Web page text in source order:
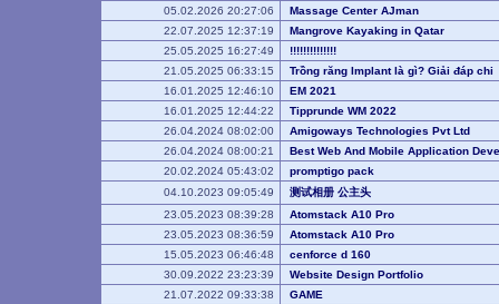
05.02.2026 20:27:06
Massage Center AJman
22.07.2025 12:37:19
Mangrove Kayaking in Qatar
25.05.2025 16:27:49
!!!!!!!!!!!!!!
21.05.2025 06:33:15
Trồng răng Implant là gì? Giải đáp chi
16.01.2025 12:46:10
EM 2021
16.01.2025 12:44:22
Tipprunde WM 2022
26.04.2024 08:02:00
Amigoways Technologies Pvt Ltd
26.04.2024 08:00:21
Best Web And Mobile Application
20.02.2024 05:43:02
promptigo pack
04.10.2023 09:05:49
测试相册 公主头
23.05.2023 08:39:28
Atomstack A10 Pro
23.05.2023 08:36:59
Atomstack A10 Pro
15.05.2023 06:46:48
cenforce d 160
30.09.2022 23:23:39
Website Design Portfolio
21.07.2022 09:33:38
GAME